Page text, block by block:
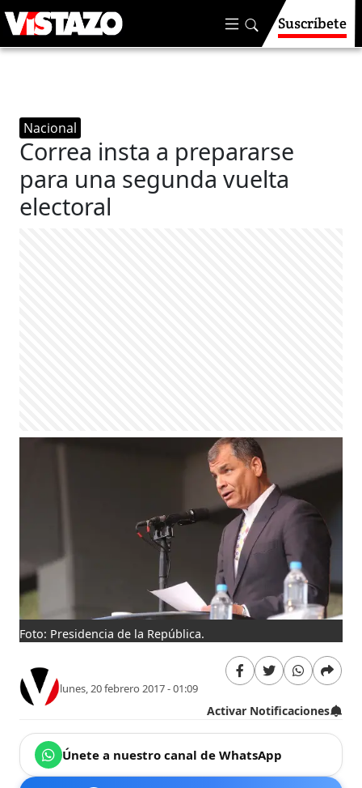
Suscríbete
Nacional
Correa insta a prepararse
para una segunda vuelta
electoral
Foto: Presidencia de la República.
lunes, 20 febrero 2017 - 01:09
Activar Notificaciones
Únete a nuestro canal de WhatsApp